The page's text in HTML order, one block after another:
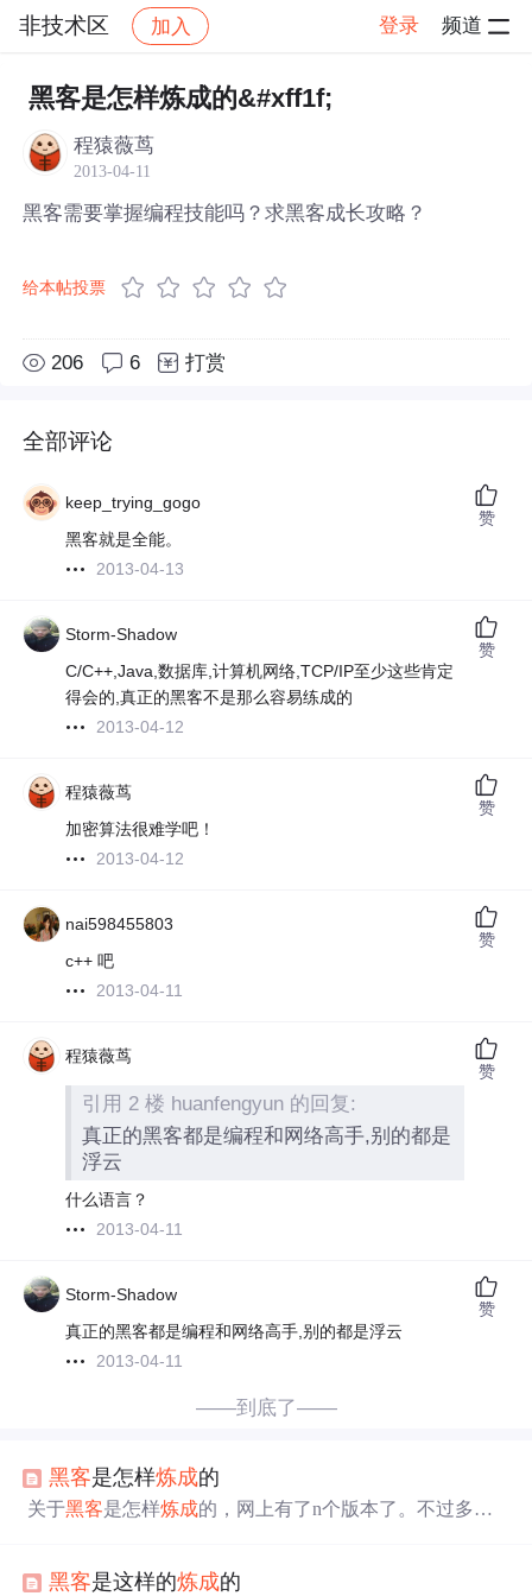
非技术区 加入 登录 频道
社区 非技术区 帖子详情
黑客是怎样炼成的&#xff1f;
程猿薇茑
2013-04-11
黑客需要掌握编程技能吗？求黑客成长攻略？
给本帖投票
206 6 打赏
全部评论
keep_trying_gogo
黑客就是全能。
2013-04-13
赞
Storm-Shadow
C/C++,Java,数据库,计算机网络,TCP/IP至少这些肯定
得会的,真正的黑客不是那么容易练成的
2013-04-12
赞
程猿薇茑
加密算法很难学吧！
2013-04-12
赞
nai598455803
c++ 吧
2013-04-11
赞
程猿薇茑
引用 2 楼 huanfengyun 的回复:
真正的黑客都是编程和网络高手,别的都是
浮云
什么语言？
2013-04-11
赞
Storm-Shadow
真正的黑客都是编程和网络高手,别的都是浮云
2013-04-11
赞
——到底了——
黑客是怎样炼成的
关于黑客是怎样炼成的，网上有了n个版本了。不过多数
何去学习 ·要有学习目标 ·要有学习计划 ·要有
黑客是这样的炼成的